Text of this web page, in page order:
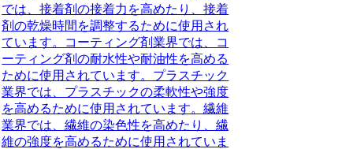
では、接着剤の接着力を高めたり、接着
剤の乾燥時間を調整するために使用され
ています。コーティング剤業界では、コ
ーティング剤の耐水性や耐油性を高める
ために使用されています。プラスチック
業界では、プラスチックの柔軟性や強度
を高めるために使用されています。繊維
業界では、繊維の染色性を高めたり、繊
維の強度を高めるために使用されていま